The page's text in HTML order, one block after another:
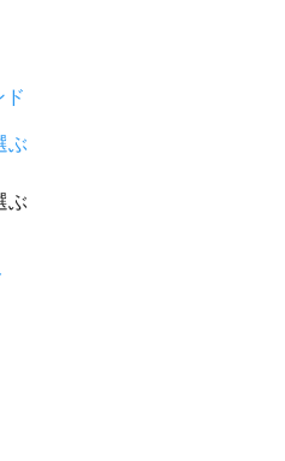
ド
ぶ
ぶ